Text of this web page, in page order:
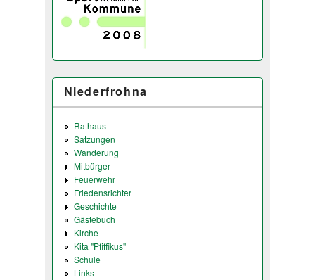
Niederfrohna
Rathaus
Satzungen
Wanderung
Mitbürger
Feuerwehr
Friedensrichter
Geschichte
Gästebuch
Kirche
Kita "Pfiffikus"
Schule
Links